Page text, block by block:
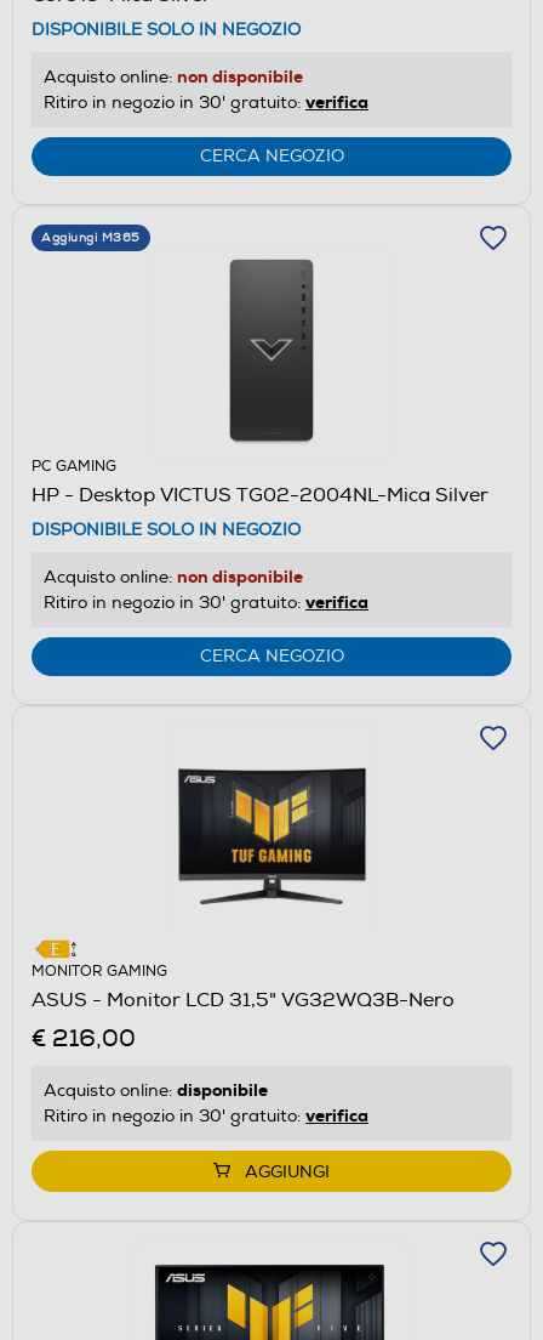
DISPONIBILE SOLO IN NEGOZIO
Acquisto online: non disponibile
Ritiro in negozio in 30' gratuito: verifica
CERCA NEGOZIO
Aggiungi M365
PC GAMING
HP - Desktop VICTUS TG02-2004NL-Mica Silver
DISPONIBILE SOLO IN NEGOZIO
Acquisto online: non disponibile
Ritiro in negozio in 30' gratuito: verifica
CERCA NEGOZIO
MONITOR GAMING
ASUS - Monitor LCD 31,5" VG32WQ3B-Nero
€ 216,00
Acquisto online: disponibile
Ritiro in negozio in 30' gratuito: verifica
AGGIUNGI